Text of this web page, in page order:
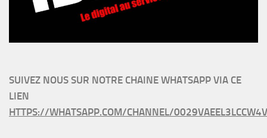
SUIVEZ NOUS SUR NOTRE CHAINE WHATSAPP VIA CE
LIEN
HTTPS://WHATSAPP.COM/CHANNEL/